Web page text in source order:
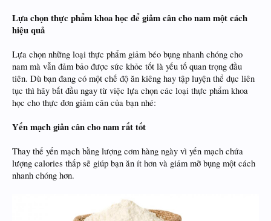
Lựa chọn thực phẩm khoa học để giảm cân cho nam một cách
hiệu quả
Lựa chọn những loại thực phẩm giảm béo bụng nhanh chóng cho
nam mà vẫn đảm bảo được sức khỏe tốt là yếu tố quan trọng đầu
tiên. Dù bạn đang có một chế độ ăn kiêng hay tập luyện thể dục liên
tục thì hãy bắt đầu ngay từ việc lựa chọn các loại thực phẩm khoa
học cho thực đơn giảm cân của bạn nhé:
Yến mạch giản cân cho nam rất tốt
Thay thế yến mạch bằng lượng cơm hàng ngày vì yến mạch chứa
lượng calories thấp sẽ giúp bạn ăn ít hơn và giảm mỡ bụng một cách
nhanh chóng hơn.